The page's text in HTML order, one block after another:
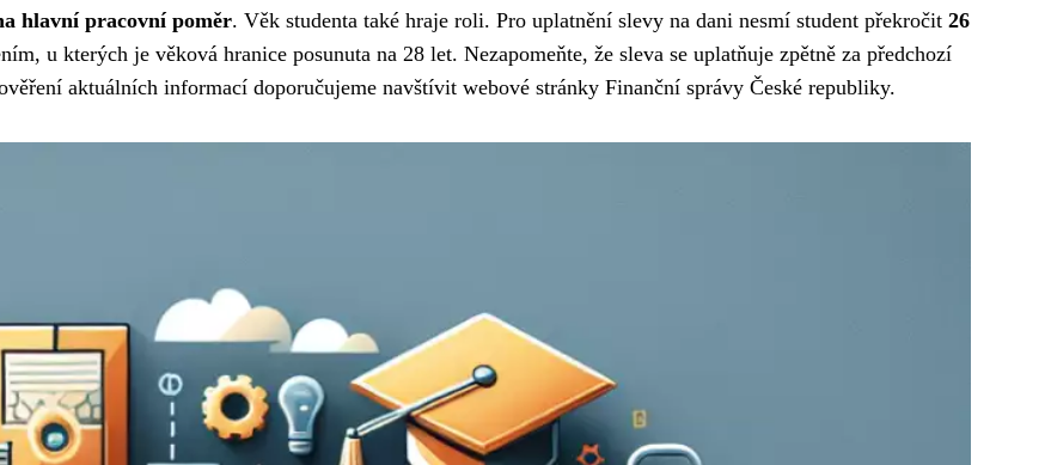
hlavní pracovní poměr. Věk studenta také hraje roli. Pro uplatnění slevy na dani nesmí student překročit 26
u kterých je věková hranice posunuta na 28 let. Nezapomeňte, že sleva se uplatňuje zpětně za předchozí
aktuálních informací doporučujeme navštívit webové stránky Finanční správy České republiky.